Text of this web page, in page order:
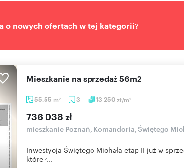
o nowych ofertach w tej kategorii?
55,55 m2 3 13 250 zł/m2
mieszkanie na sprzedaż 56m2
736 038 zł
mieszkanie Poznań, Komandoria, Świętego
Inwestycja Świętego Michała etap II już w
które ł...